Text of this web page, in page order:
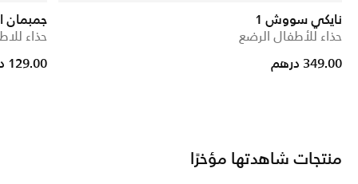
نايكي سووش 1
حذاء للأطفال الرضع
349.00 درهم
حذاء
reduced from
to
129.00 درهم
منتجات شاهدتها مؤخرًا